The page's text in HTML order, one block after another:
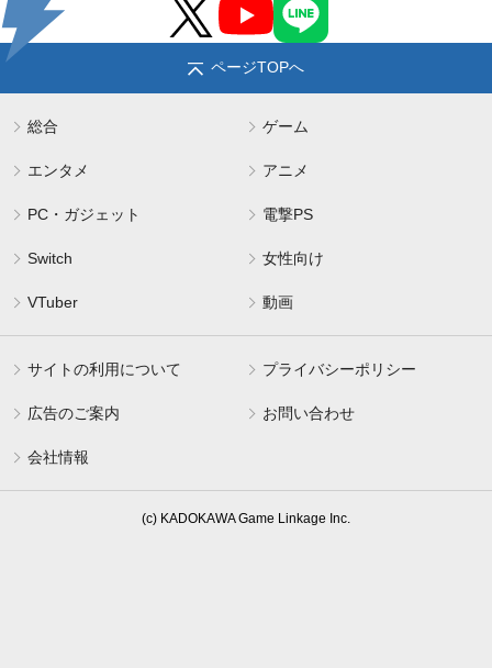
ページTOPへ
総合 ゲーム
エンタメ アニメ
PC・ガジェット 電撃PS
Switch 女性向け
VTuber 動画
サイトの利用について プライバシーポリシー
広告のご案内 お問い合わせ
会社情報
(c) KADOKAWA Game Linkage Inc.